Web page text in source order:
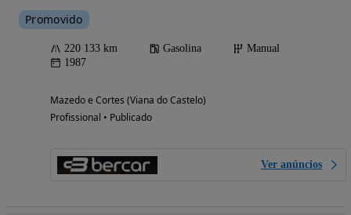
Promovido
220 133 km Gasolina
Manual
1987
Mazedo e Cortes (Viana do Castelo)
Profissional • Publicado
Ver anúncios